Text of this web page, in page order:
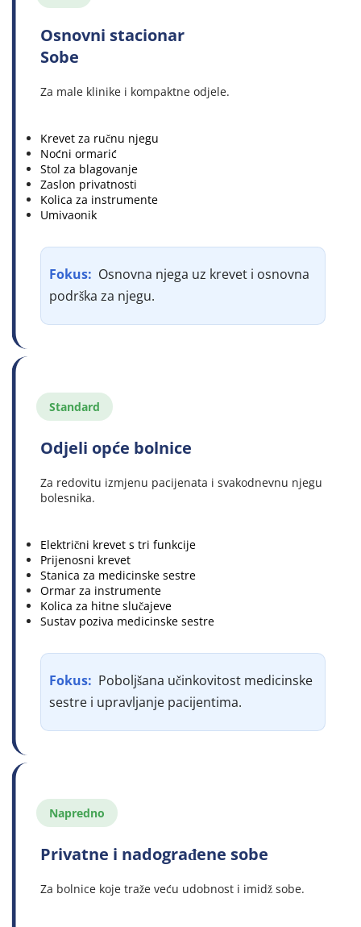
Osnovni stacionar
Sobe
Za male klinike i kompaktne odjele.
Krevet za ručnu njegu
Noćni ormarić
Stol za blagovanje
Zaslon privatnosti
Kolica za instrumente
Umivaonik
Fokus: Osnovna njega uz krevet i osnovna
podrška za njegu.
Standard
Odjeli opće bolnice
Za redovitu izmjenu pacijenata i svakodnevnu njegu
bolesnika.
Električni krevet s tri funkcije
Prijenosni krevet
Stanica za medicinske sestre
Ormar za instrumente
Kolica za hitne slučajeve
Sustav poziva medicinske sestre
Fokus: Poboljšana učinkovitost medicinske
sestre i upravljanje pacijentima.
Napredno
Privatne i nadograđene sobe
Za bolnice koje traže veću udobnost i imidž sobe.